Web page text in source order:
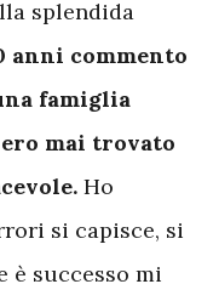
splendida
anni commento
famiglia
mai trovato
Ho
si capisce, si
è successo mi